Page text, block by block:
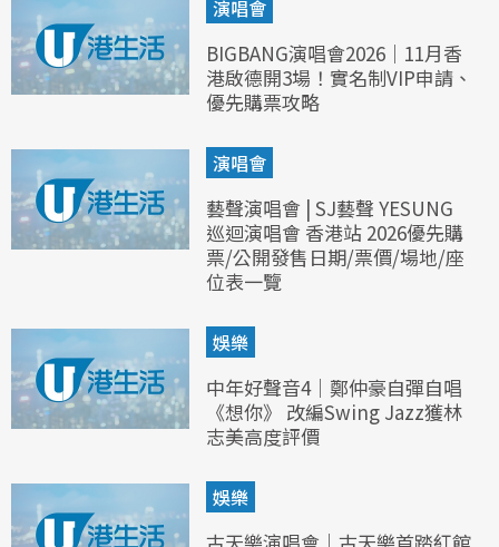
演唱會
BIGBANG演唱會2026｜11月香
港啟德開3場！實名制VIP申請、
優先購票攻略
演唱會
藝聲演唱會 | SJ藝聲 YESUNG
巡迴演唱會 香港站 2026優先購
票/公開發售日期/票價/場地/座
位表一覽
娛樂
中年好聲音4｜鄭仲豪自彈自唱
《想你》 改編Swing Jazz獲林
志美高度評價
娛樂